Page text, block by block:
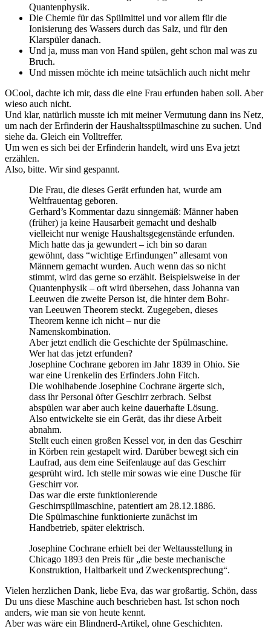
Quantenphysik.
Die Chemie für das Spülmittel und vor allem für die
Ionisierung des Wassers durch das Salz, und für den
Klarspüler danach.
Und ja, muss man von Hand spülen, geht schon mal was zu
Bruch.
Und missen möchte ich meine tatsächlich auch nicht mehr
OCool, dachte ich mir, dass die eine Frau erfunden haben soll. Aber
wieso auch nicht.
Und klar, natürlich musste ich mit meiner Vermutung dann ins Netz,
um nach der Erfinderin der Haushaltsspülmaschine zu suchen. Und
siehe da. Gleich ein Volltreffer.
Um wen es sich bei der Erfinderin handelt, wird uns Eva jetzt
erzählen.
Also, bitte. Wir sind gespannt.
Die Frau, die dieses Gerät erfunden hat, wurde am
Weltfrauentag geboren.
Gerhard’s Kommentar dazu sinngemäß: Männer haben
(früher) ja keine Hausarbeit gemacht und deshalb
vielleicht nur wenige Haushaltsgegenstände erfunden.
Mich hatte das ja gewundert – ich bin so daran
gewöhnt, dass “wichtige Erfindungen” allesamt von
Männern gemacht wurden. Auch wenn das so nicht
stimmt, wird das gerne so erzählt. Beispielsweise in der
Quantenphysik – oft wird übersehen, dass Johanna van
Leeuwen die zweite Person ist, die hinter dem Bohr-
van Leeuwen Theorem steckt. Zugegeben, dieses
Theorem kenne ich nicht – nur die
Namenskombination.
Aber jetzt endlich die Geschichte der Spülmaschine.
Wer hat das jetzt erfunden?
Josephine Cochrane geboren im Jahr 1839 in Ohio. Sie
war eine Urenkelin des Erfinders John Fitch.
Die wohlhabende Josephine Cochrane ärgerte sich,
dass ihr Personal öfter Geschirr zerbrach. Selbst
abspülen war aber auch keine dauerhafte Lösung.
Also entwickelte sie ein Gerät, das ihr diese Arbeit
abnahm.
Stellt euch einen großen Kessel vor, in den das Geschirr
in Körben rein gestapelt wird. Darüber bewegt sich ein
Laufrad, aus dem eine Seifenlauge auf das Geschirr
gesprüht wird. Ich stelle mir sowas wie eine Dusche für
Geschirr vor.
Das war die erste funktionierende
Geschirrspülmaschine, patentiert am 28.12.1886.
Die Spülmaschine funktionierte zunächst im
Handbetrieb, später elektrisch.
Josephine Cochrane erhielt bei der Weltausstellung in
Chicago 1893 den Preis für „die beste mechanische
Konstruktion, Haltbarkeit und Zweckentsprechung“.
Vielen herzlichen Dank, liebe Eva, das war großartig. Schön, dass
Du uns diese Maschine auch beschrieben hast. Ist schon noch
anders, wie man sie von heute kennt.
Aber was wäre ein Blindnerd-Artikel, ohne Geschichten.